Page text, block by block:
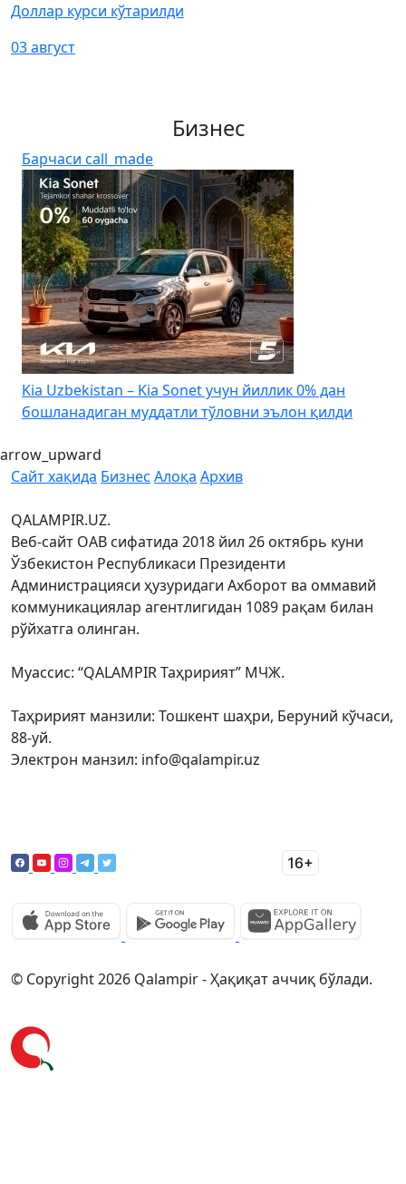
Доллар курси кўтарилди
03 август
Бизнес
Барчаси call_made
Kia Uzbekistan – Kia Sonet учун йиллик 0% дан
бошланадиган муддатли тўловни эълон қилди
arrow_upward
Сайт хақида Бизнес Алоқа Архив
QALAMPIR.UZ.
Веб-сайт ОАВ сифатида 2018 йил 26 октябрь куни
Ўзбекистон Республикаси Президенти
Администрацияси ҳузуридаги Ахборот ва оммавий
коммуникациялар агентлигидан 1089 рақам билан
рўйхатга олинган.
Муассис: “QALAMPIR Таҳририят” МЧЖ.
Таҳририят манзили: Тошкент шаҳри, Беруний кўчаси,
88-уй.
Электрон манзил: info@qalampir.uz
© Copyright 2026 Qalampir - Ҳақиқат аччиқ бўлади.